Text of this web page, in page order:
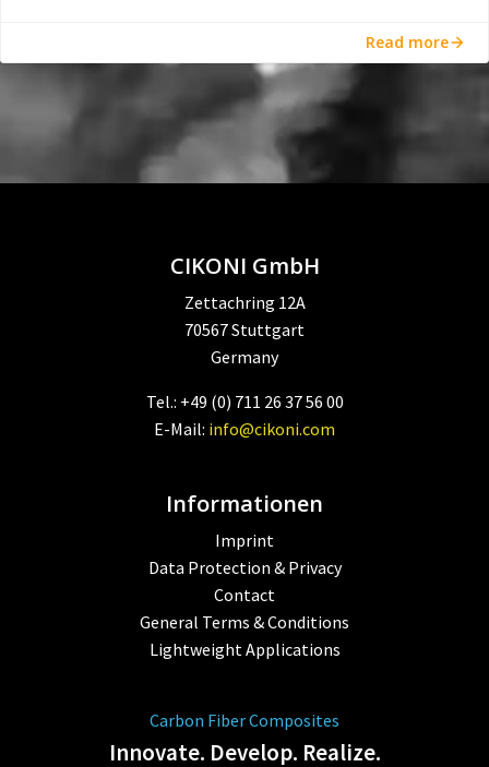
Read more
CIKONI GmbH
Zettachring 12A
70567 Stuttgart
Germany
Tel.: +49 (0) 711 26 37 56 00
E-Mail: info@cikoni.com
Informationen
Imprint
Data Protection & Privacy
Contact
General Terms & Conditions
Lightweight Applications
Carbon Fiber Composites
Innovate. Develop. Realize.